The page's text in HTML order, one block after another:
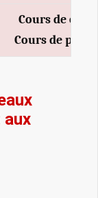
Cours de
Cours de